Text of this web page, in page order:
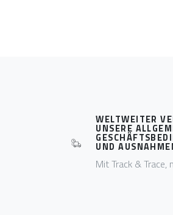
WELTWEITER
UNSERE
UND
Mit Track & Trace,